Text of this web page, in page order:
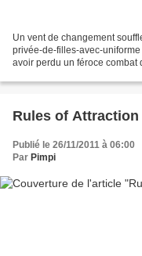
Un vent de changement
privée-de-filles-avec-
avoir perdu un féroce
Rules of
Publié le 26/11/2011 à 06:00
Par Pimpi